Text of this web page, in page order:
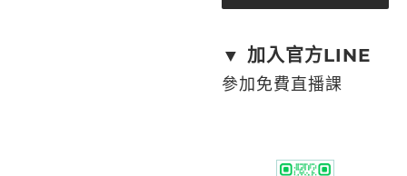
t
r
▼ 加入官方LINE
參加免費直播課